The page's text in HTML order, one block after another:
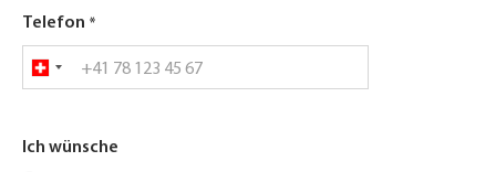
Telefon
Ich wünsche